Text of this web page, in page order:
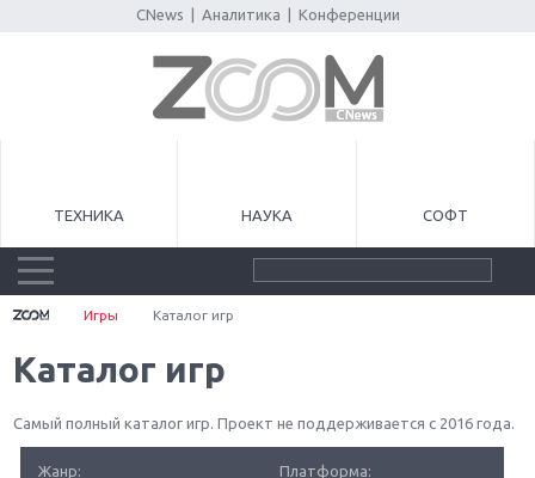
CNews Аналитика Конференции
ТЕХНИКА НАУКА СОФТ
Игры Каталог игр
Каталог игр
Самый полный каталог игр. Проект не поддерживается с 2016 года.
Жанр: Платформа: